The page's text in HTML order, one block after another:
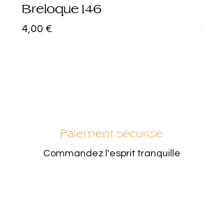
Breloque 146
Prix
4,00 € Prix
8,00
Paiement sécurisé
Commandez l'esprit tranquille